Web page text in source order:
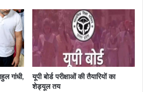
गांधी,
यूपी बोर्ड परीक्षाओं की तैयारियों का
शेड्यूल तय